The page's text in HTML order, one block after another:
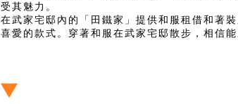
受其魅力。
在武家宅邸內的「田鐵家」提供和服租借和著
喜愛的款式。穿著和服在武家宅邸散步，相信